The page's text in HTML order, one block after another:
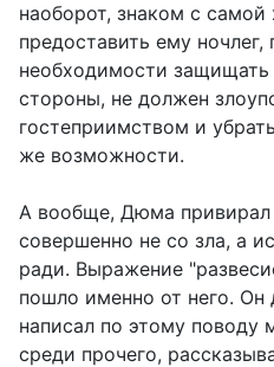
наоборот, знаком с
предоставить ему
необходимости защищать
стороны, не должен
гостеприимством и
же возможности.
А вообще, Дюма привирал
совершенно не со зла, а
ради. Выражение
пошло именно от него. Он
написал по этому поводу
среди прочего,